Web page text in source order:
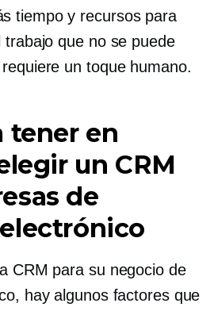
tiempo y recursos para
que no se puede
un toque humano.
tener en
un CRM
de
CRM para su negocio de
hay algunos factores que